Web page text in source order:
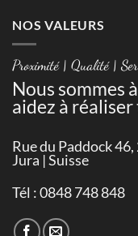
NOS VALEURS
Proximité | Qualité |
Nous sommes
aidez à
Rue du Paddock
Jura | Suisse
Tél : 0848 748 848